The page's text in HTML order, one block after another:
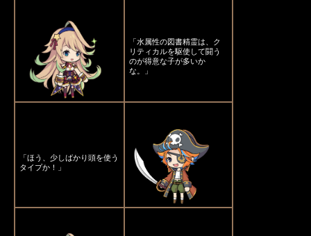
「水属性の図書精霊は、ク
リティカルを駆使して闘う
のが得意な子が多いか
な。」
「ほう、少しばかり頭を使う
タイプか！」